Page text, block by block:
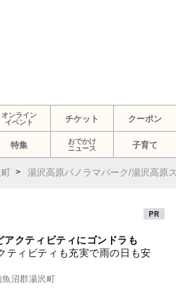
オンライン
イベント
チケット クーポン
特集
おでかけ
ニュース
子育て
湯沢高原パノラマパーク/湯沢高原
クティビティにゴンドラも
ティビティも充実で雨の日も安
魚沼郡湯沢町